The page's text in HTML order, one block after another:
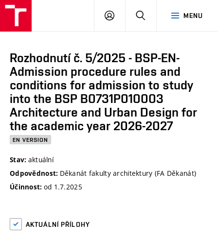
MENU
PŘIHLÁSIT
Rozhodnutí č. 5/2025 - BSP-EN-
Admission procedure rules and
conditions for admission to study
into the BSP B0731P010003
Architecture and Urban Design for
the academic year 2026-2027
EN VERSION
Stav: aktuální
Odpovědnost: Děkanát fakulty architektury (FA Děkanát)
Účinnost: od 1.7.2025
AKTUÁLNÍ PŘÍLOHY